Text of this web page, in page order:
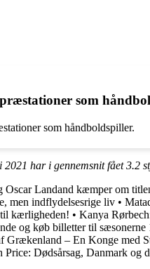
som
som håndboldspiller.
har i gennemsnit fået3.2
Landand kæmper om
men indflydelsesrige liv •
kærligheden! • Kanya
og køb billetter til sæsonerne
Grækenland – En Konge med
Dødsårsag, Danmark og